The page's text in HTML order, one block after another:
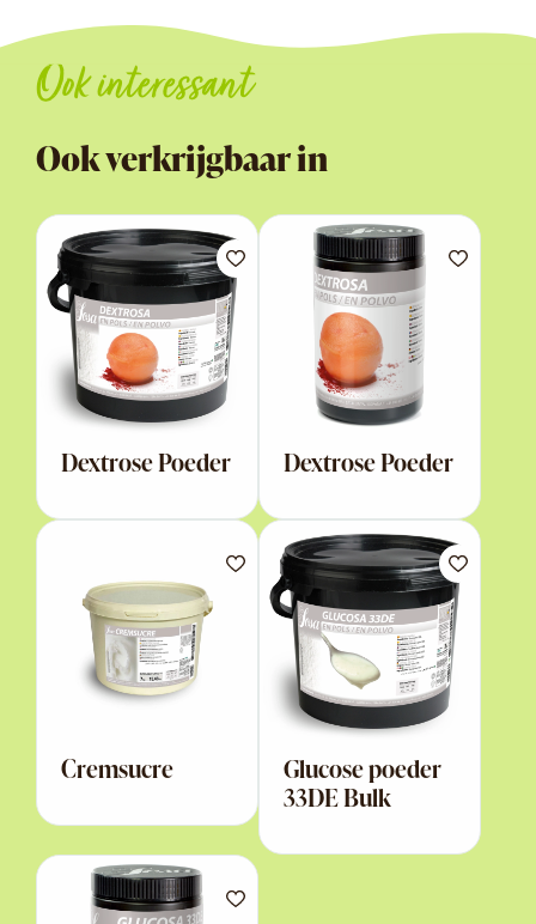
Ook interessant
Ook verkrijgbaar in
Dextrose Poeder Dextrose Poeder
Cremsucre
Glucose poeder
33DE Bulk